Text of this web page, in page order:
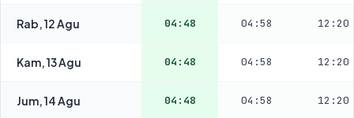
Rab, 12 Agu 04:48 04:58 12:20
Kam, 13 Agu 04:48 04:58 12:20
Jum, 14 Agu 04:48 04:58 12:20